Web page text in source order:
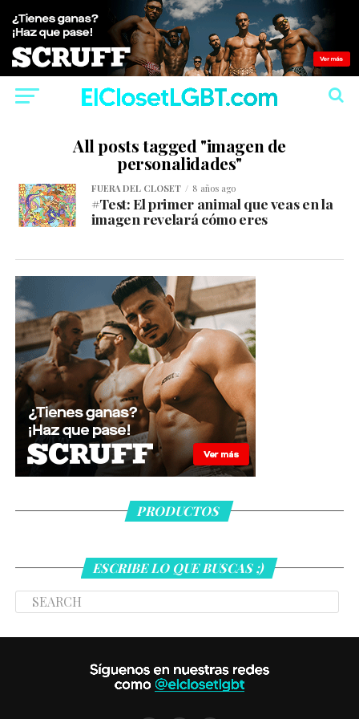
All posts tagged "imagen de
personalidades"
FUERA DEL CLOSET 8 años ago
#Test: El primer animal que veas en la
imagen revelará cómo eres
PRODUCTOS
ESCRIBE LO QUE BUSCAS ;)